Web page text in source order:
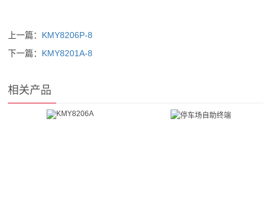
上一篇： KMY8206P-8
下一篇： KMY8201A-8
相关产品